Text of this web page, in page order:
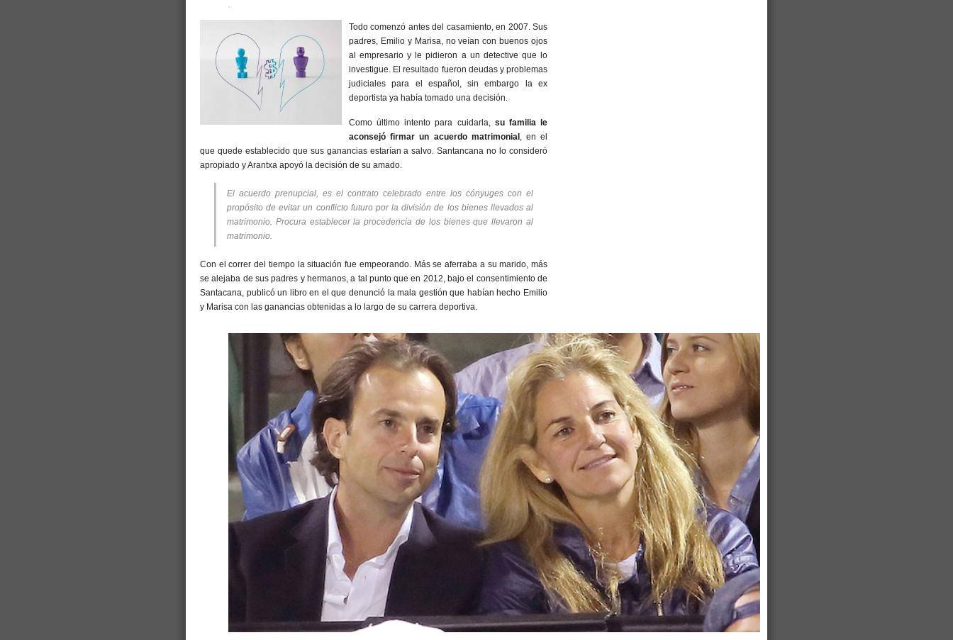
Todo comenzó antes del casamiento, en 2007. Sus
padres, Emilio y Marisa, no veían con buenos ojos
al empresario y le pidieron a un detective que lo
investigue. El resultado fueron deudas y problemas
judiciales para el español, sin embargo la ex
deportista ya había tomado una decisión.
Como último intento para cuidarla, su familia le
aconsejó firmar un acuerdo matrimonial, en el
que quede establecido que sus ganancias estarían a salvo. Santancana no lo consideró
apropiado y Arantxa apoyó la decisión de su amado.
El acuerdo prenupcial, es el contrato celebrado entre los cónyuges con el
propósito de evitar un conflicto futuro por la división de los bienes llevados al
matrimonio. Procura establecer la procedencia de los bienes que llevaron al
matrimonio.
Con el correr del tiempo la situación fue empeorando. Más se aferraba a su marido, más
se alejaba de sus padres y hermanos, a tal punto que en 2012, bajo el consentimiento de
Santacana, publicó un libro en el que denunció la mala gestión que habían hecho Emilio
y Marisa con las ganancias obtenidas a lo largo de su carrera deportiva.